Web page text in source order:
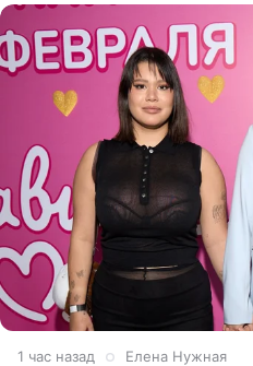
1 час назад Елена Нужная